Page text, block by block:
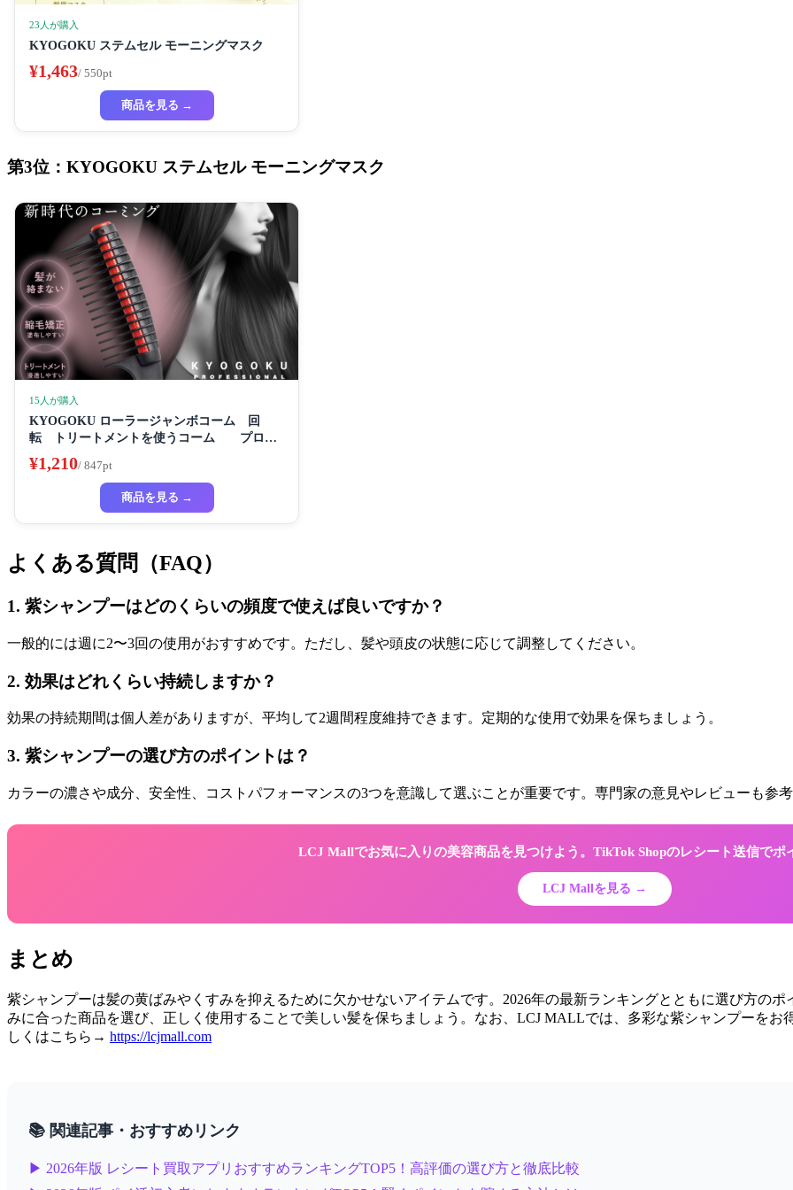
23人が購入
KYOGOKU ステムセル モーニングマスク
¥1,463/ 550pt
商品を見る →
第3位：KYOGOKU ステムセル モーニングマスク
15人が購入
KYOGOKU ローラージャンボコーム 回
転 トリートメントを使うコーム プロ仕
様
¥1,210/ 847pt
商品を見る →
よくある質問（FAQ）
1. 紫シャンプーはどのくらいの頻度で使えば良いですか？
一般的には週に2〜3回の使用がおすすめです。ただし、髪や頭皮の状態に応じて調整してください。
2. 効果はどれくらい持続しますか？
効果の持続期間は個人差がありますが、平均して2週間程度維持できます。定期的な使用で効果を保ちましょう。
3. 紫シャンプーの選び方のポイントは？
カラーの濃さや成分、安全性、コストパフォーマンスの3つを意識して選ぶことが重要です。専門家の意見やレビューも参考
LCJ Mallでお気に入りの美容商品を見つけよう。TikTok Shopのレシート送信でポ
LCJ Mallを見る →
まとめ
紫シャンプーは髪の黄ばみやくすみを抑えるために欠かせないアイテムです。2026年の最新ランキングとともに選び方の
みに合った商品を選び、正しく使用することで美しい髪を保ちましょう。なお、LCJ MALLでは、多彩な紫シャンプーを
しくはこちら→ https://lcjmall.com
📚 関連記事・おすすめリンク
▶ 2026年版 レシート買取アプリおすすめランキングTOP5！高評価の選び方と徹底比較